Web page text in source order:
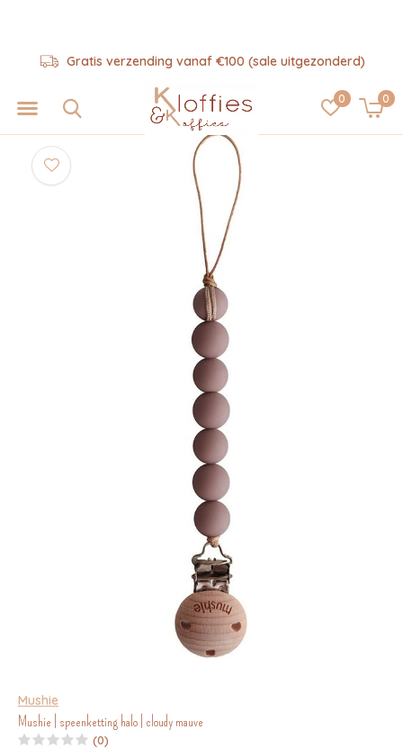
0 0
Gratis verzending vanaf €100 (sale uitgezonderd)
Mushie
Mushie | speenketting halo | cloudy mauve
(0)